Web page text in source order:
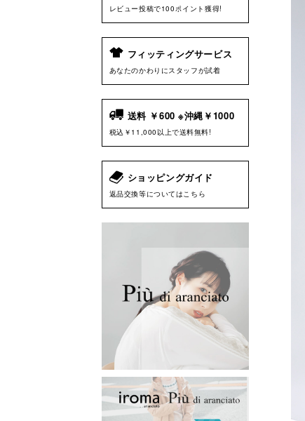
レビュー投稿で100ポイント獲得!
フィッティングサービス
あなたのかわりにスタッフが試着
送料 ￥600 ※沖縄￥1000
税込￥11,000以上で送料無料!
ショッピングガイド
返品交換等についてはこちら